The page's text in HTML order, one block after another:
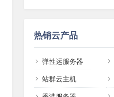
热销云产品
弹性运服务器
站群云主机